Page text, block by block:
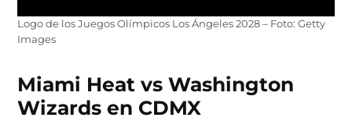
Logo de los Juegos Olímpicos Los Ángeles 2028 – Foto: Getty
Images
Miami Heat vs Washington
Wizards en CDMX